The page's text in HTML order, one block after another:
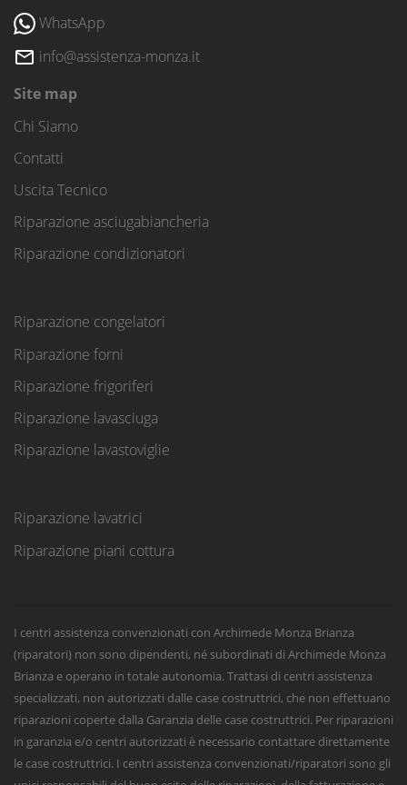
WhatsApp
info@assistenza-monza.it
Site map
Chi Siamo
Contatti
Uscita Tecnico
Riparazione asciugabiancheria
Riparazione condizionatori
Riparazione congelatori
Riparazione forni
Riparazione frigoriferi
Riparazione lavasciuga
Riparazione lavastoviglie
Riparazione lavatrici
Riparazione piani cottura
I centri assistenza convenzionati con Archimede Monza Brianza
(riparatori) non sono dipendenti, né subordinati di Archimede Monza
Brianza e operano in totale autonomia. Trattasi di centri assistenza
specializzati, non autorizzati dalle case costruttrici, che non effettuano
riparazioni coperte dalla Garanzia delle case costruttrici. Per riparazioni
in garanzia e/o centri autorizzati è necessario contattare direttamente
le case costruttrici. I centri assistenza convenzionati/riparatori sono gli